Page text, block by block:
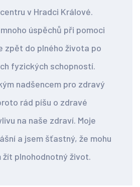
v Hradci Králové.
úspěchů při pomoci
zpět do plného života po
fyzických schopností.
nadšencem pro zdravý
rád píšu o zdravé
na naše zdraví. Moje
a jsem šťastný, že mohu
žít plnohodnotný život.